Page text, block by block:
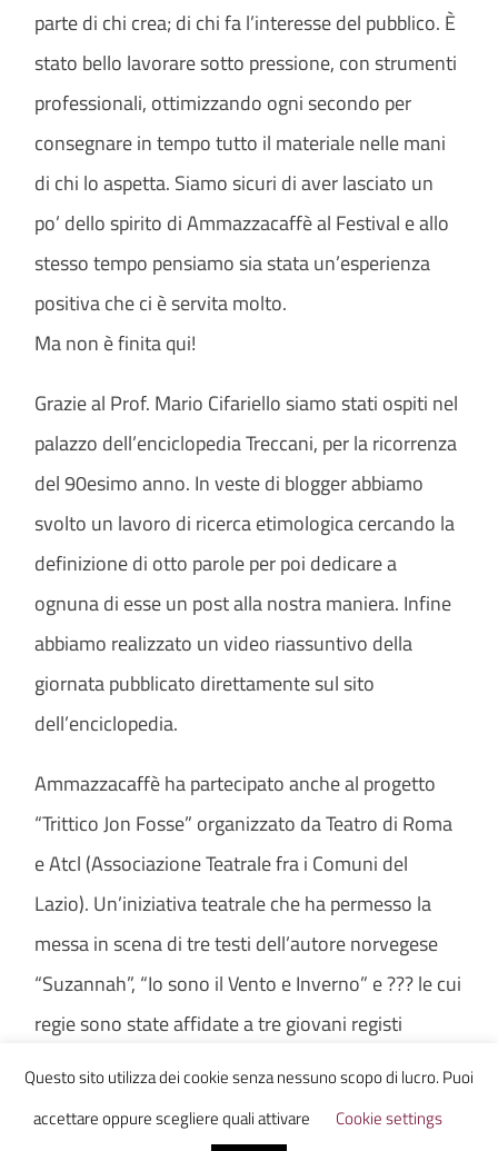
parte di chi crea; di chi fa l’interesse del pubblico. È
stato bello lavorare sotto pressione, con strumenti
professionali, ottimizzando ogni secondo per
consegnare in tempo tutto il materiale nelle mani
di chi lo aspetta. Siamo sicuri di aver lasciato un
po’ dello spirito di Ammazzacaffè al Festival e allo
stesso tempo pensiamo sia stata un’esperienza
positiva che ci è servita molto.
Ma non è finita qui!
Grazie al Prof. Mario Cifariello siamo stati ospiti nel
palazzo dell’enciclopedia Treccani, per la ricorrenza
del 90esimo anno. In veste di blogger abbiamo
svolto un lavoro di ricerca etimologica cercando la
definizione di otto parole per poi dedicare a
ognuna di esse un post alla nostra maniera. Infine
abbiamo realizzato un video riassuntivo della
giornata pubblicato direttamente sul sito
dell’enciclopedia.
Ammazzacaffè ha partecipato anche al progetto
“Trittico Jon Fosse” organizzato da Teatro di Roma
e Atcl (Associazione Teatrale fra i Comuni del
Lazio). Un’iniziativa teatrale che ha permesso la
messa in scena di tre testi dell’autore norvegese
“Suzannah”, “Io sono il Vento e Inverno” e ??? le cui
regie sono state affidate a tre giovani registi
italiani, rispettivamente Thea Dellavalle,
particolarmente Isabella Di Cola per averci fatto
Questo sito utilizza dei cookie senza nessuno scopo di lucro. Puoi
accettare oppure scegliere quali attivare
Cookie settings